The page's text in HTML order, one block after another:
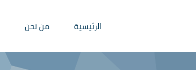
الرئيسية من نحن